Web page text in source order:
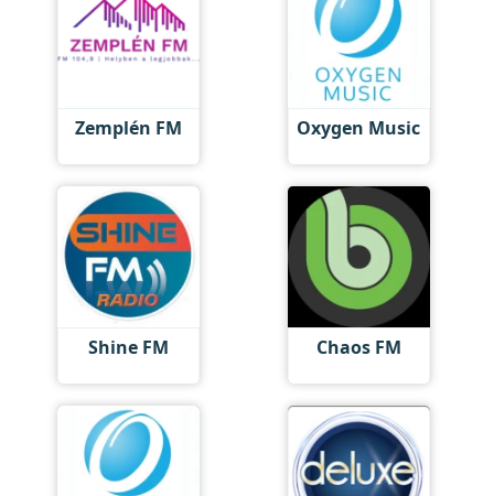
Zemplén FM Oxygen Music
Shine FM Chaos FM